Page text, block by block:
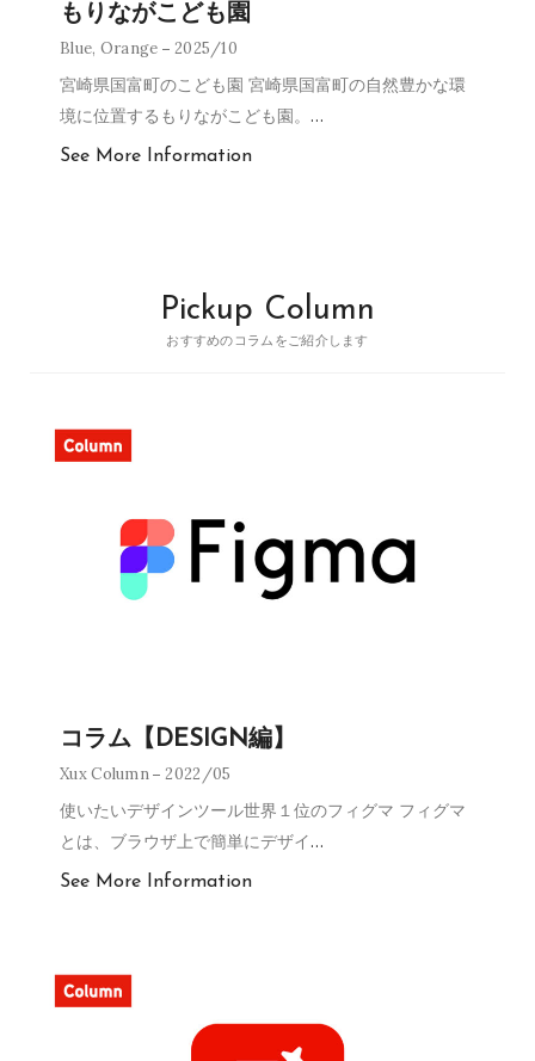
もりながこども園
Blue, Orange 2025/10
宮崎県国富町のこども園 宮崎県国富町の自然豊かな環
境に位置するもりながこども園。 …
See More Information
Pickup Column
おすすめのコラムをご紹介します
コラム【DESIGN編】
Xux Column 2022/05
使いたいデザインツール世界１位のフィグマ フィグマ
とは、ブラウザ上で簡単にデザイ…
See More Information